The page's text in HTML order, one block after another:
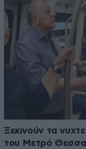
Ξεκινούν τα
του Μετρό